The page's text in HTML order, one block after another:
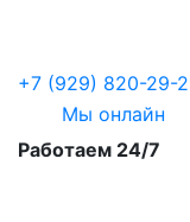
+7 (929) 820-29-
Мы онлайн
Работаем 24/7